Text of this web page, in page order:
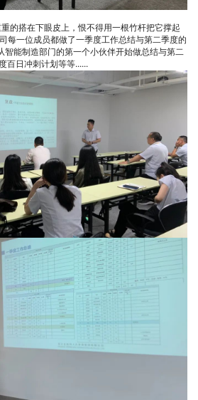
的搭在下眼皮上，恨不得用一根竹杆把它撑起
每一位成员都做了一季度工作总结与第二季度的
智能制造部门的第一个小伙伴开始做总结与第二
百日冲刺计划等等......